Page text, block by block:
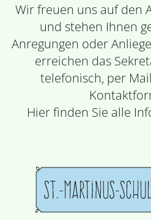
Wir freuen uns auf den
und stehen Ihnen
Anregungen oder
erreichen das
telefonisch, per
Hier finden Sie alle